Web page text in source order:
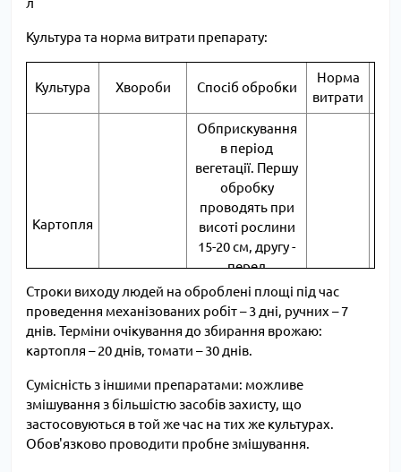
л
Культура та норма витрати препарату:
Культура Хвороби Спосіб обробки
Норма
витрати
Картопля
Обприскування
в період
вегетації. Першу
обробку
проводять при
висоті рослини
15-20 см, другу -
перед
висиханням
бадилля.
10-15
мл на
Обприскування
Обприскування
проводити з
профілактичною
метою за
Строки виходу людей на оброблені площі під час
проведення механізованих робіт – 3 дні, ручних – 7
днів. Терміни очікування до збирання врожаю:
картопля – 20 днів, томати – 30 днів.
Сумісність з іншими препаратами: можливе
змішування з більшістю засобів захисту, що
застосовуються в той же час на тих же культурах.
Обов'язково проводити пробне змішування.